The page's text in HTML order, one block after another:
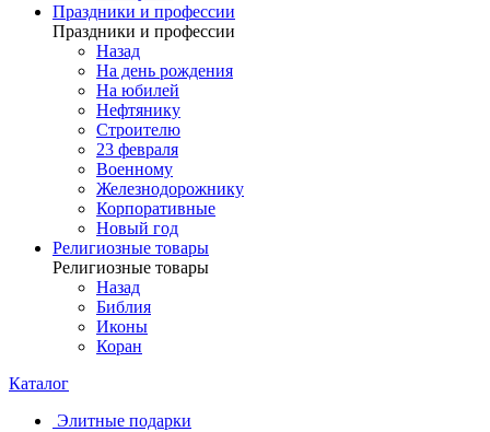
Праздники и профессии
Праздники и профессии
Назад
На день рождения
На юбилей
Нефтянику
Строителю
23 февраля
Военному
Железнодорожнику
Корпоративные
Новый год
Религиозные товары
Религиозные товары
Назад
Библия
Иконы
Коран
Каталог
Элитные подарки